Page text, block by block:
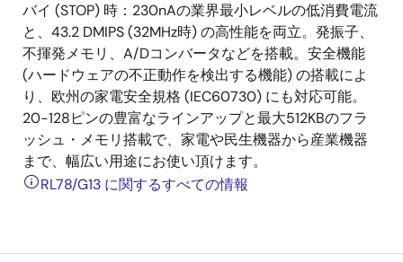
バイ (STOP) 時：230nAの業界最小レベルの低消費電流
と、43.2 DMIPS (32MHz時) の高性能を両立。発振子、
不揮発メモリ、A/Dコンバータなどを搭載。安全機能
(ハードウェアの不正動作を検出する機能) の搭載によ
り、欧州の家電安全規格 (IEC60730) にも対応可能。
20-128ピンの豊富なラインアップと最大512KBのフラ
ッシュ・メモリ搭載で、家電や民生機器から産業機器
まで、幅広い用途にお使い頂けます。
RL78/G13 に関するすべての情報